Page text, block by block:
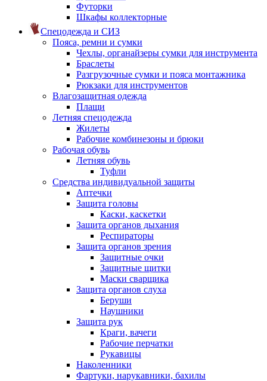
Футорки
Шкафы коллекторные
Спецодежда и СИЗ
Пояса, ремни и сумки
Чехлы, органайзеры сумки для инструмента
Браслеты
Разгрузочные сумки и пояса монтажника
Рюкзаки для инструментов
Влагозащитная одежда
Плащи
Летняя спецодежда
Жилеты
Рабочие комбинезоны и брюки
Рабочая обувь
Летняя обувь
Туфли
Средства индивидуальной защиты
Аптечки
Защита головы
Каски, каскетки
Защита органов дыхания
Респираторы
Защита органов зрения
Защитные очки
Защитные щитки
Маски сварщика
Защита органов слуха
Беруши
Наушники
Защита рук
Краги, вачеги
Рабочие перчатки
Рукавицы
Наколенники
Фартуки, нарукавники, бахилы